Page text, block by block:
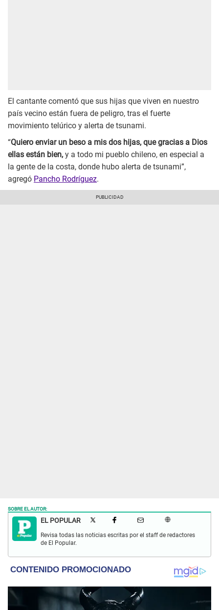
El cantante comentó que sus hijas que viven en nuestro
país vecino están fuera de peligro, tras el fuerte
movimiento telúrico y alerta de tsunami.
“Quiero enviar un beso a mis dos hijas, que gracias a Dios
ellas están bien, y a todo mi pueblo chileno, en especial a
la gente de la costa, donde hubo alerta de tsunami”,
agregó Pancho Rodríguez.
SOBRE EL AUTOR:
EL POPULAR
Revisa todas las noticias escritas por el staff de redactores
de El Popular.